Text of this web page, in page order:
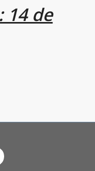
14 de